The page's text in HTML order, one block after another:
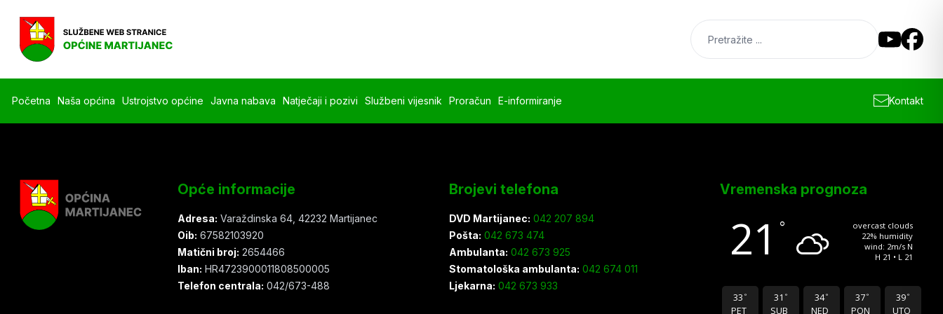
Početna Naša općina Ustrojstvo općine Javna nabava Natječaji i pozivi Službeni vijesnik Proračun E-informiranje Kontakt
Opće informacije
Adresa: Varaždinska 64, 42232 Martijanec
Oib: 67582103920
Matični broj: 2654466
Iban: HR4723900011808500005
Telefon centrala: 042/673-488
Brojevi telefona
DVD Martijanec: 042 207 894
Pošta: 042 673 474
Ambulanta: 042 673 925
Stomatološka ambulanta: 042 674 011
Ljekarna: 042 673 933
Vremenska prognoza
21 °
overcast clouds
22% humidity
wind: 2m/s N
H 21 • L 21
33 °
PET
31 °
SUB
34 °
NED
37 °
PON
39 °
UTO